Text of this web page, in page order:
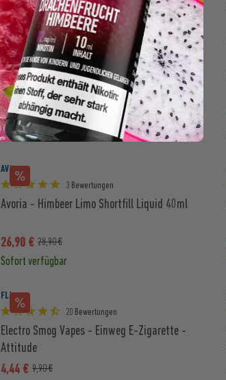
Sofort verfügbar
SIQUE BERLIN
10 Bewertungen
SIQUE Berlin - IVY Aroma 7ml
12,90 € 17,90 €
Sofort verfügbar
AVORIA
3 Bewertungen
Avoria - Himbeer Limo Shortfill Liquid 40ml
26,90 € 28,90 €
Sofort verfügbar
FLER
20 Bewertungen
Electro Smog Vapes - Einweg E-Zigarette -
Attitude
4,44 € 9,90 €